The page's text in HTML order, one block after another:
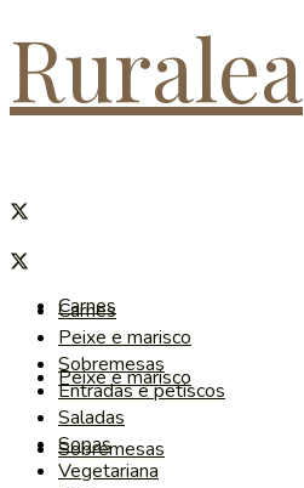
Ruralea
Carnes
Peixe e marisco
Sobremesas
Carnes
Peixe e marisco
Sobremesas
Entradas e petiscos
Saladas
Sopas
Vegetariana